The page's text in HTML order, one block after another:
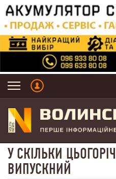
У СКІЛЬКИ
ВИПУСКНИЙ